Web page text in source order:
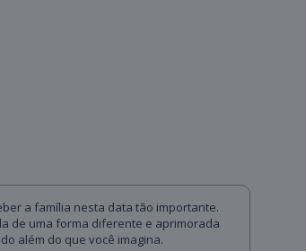
a família nesta data tão importante.
de uma forma diferente e aprimorada
além do que você imagina.